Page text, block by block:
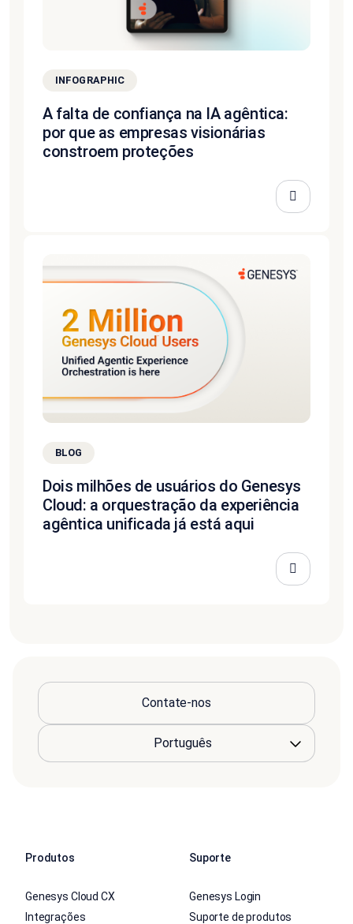
INFOGRAPHIC
A falta de confiança na IA agêntica:
por que as empresas visionárias
constroem proteções
BLOG
Dois milhões de usuários do Genesys
Cloud: a orquestração da experiência
agêntica unificada já está aqui
Contate-nos
Produtos
Genesys Cloud CX
Integrações
Suporte
Genesys Login
Suporte de produtos